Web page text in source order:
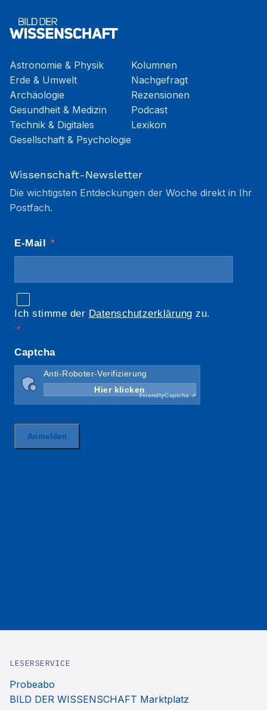
Astronomie & Physik
Erde & Umwelt
Archäologie
Gesundheit & Medizin
Technik & Digitales
Gesellschaft & Psychologie
Kolumnen
Nachgefragt
Rezensionen
Podcast
Lexikon
Wissenschaft-Newsletter
Die wichtigsten Entdeckungen der Woche direkt in Ihr
Postfach.
LESERSERVICE
Probeabo
BILD DER WISSENSCHAFT Marktplatz